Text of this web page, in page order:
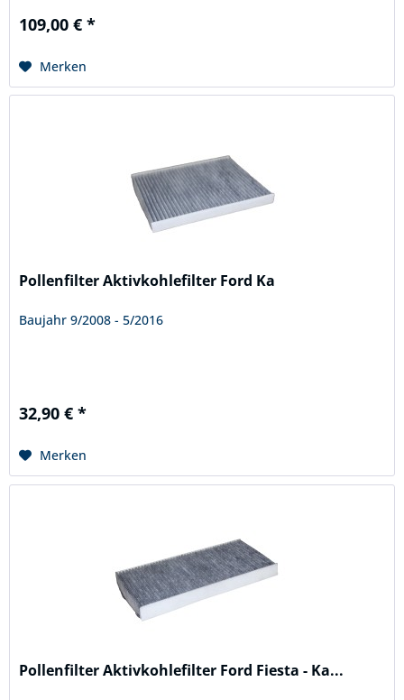
109,00 € *
Merken
Pollenfilter Aktivkohlefilter Ford Ka
Baujahr 9/2008 - 5/2016
32,90 € *
Merken
Pollenfilter Aktivkohlefilter Ford Fiesta - Ka...